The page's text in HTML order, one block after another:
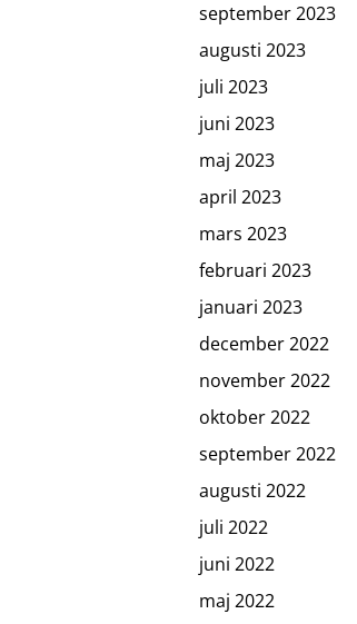
september 2023
augusti 2023
juli 2023
juni 2023
maj 2023
april 2023
mars 2023
februari 2023
januari 2023
december 2022
november 2022
oktober 2022
september 2022
augusti 2022
juli 2022
juni 2022
maj 2022